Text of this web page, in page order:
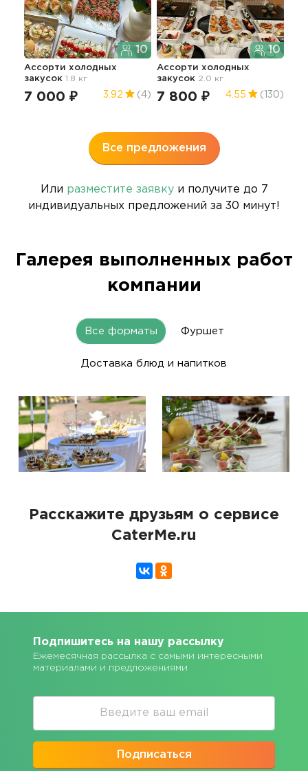
10
Ассорти холодных
закусок 1.8 кг
7 000 ₽ 3.92 (4)
10
Ассорти холодных
закусок 2.0 кг
7 800 ₽ 4.55 (130)
Все предложения
Или разместите заявкуи получите до 7
индивидуальных предложений за 30 минут!
Галерея выполненных работ
компании
Все форматы Фуршет
Доставка блюд и напитков
Расскажите друзьям о сервисе
CaterMe.ru
Подпишитесь на нашу рассылку
Ежемесячная рассылка с самыми интересными
материалами и предложениями
Подписаться